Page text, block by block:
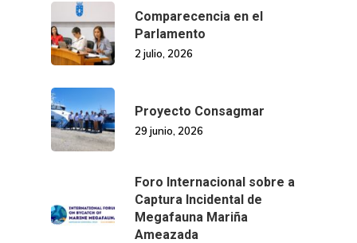
Comparecencia en el
Parlamento
2 julio, 2026
Proyecto Consagmar
29 junio, 2026
Foro Internacional sobre a
Captura Incidental de
Megafauna Mariña
Ameazada